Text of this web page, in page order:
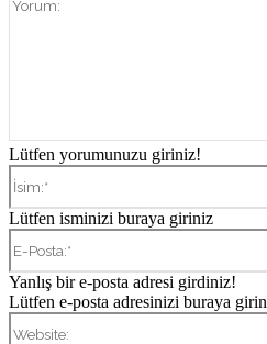
Lütfen yorumunuzu giriniz!
Lütfen isminizi buraya giriniz
Yanlış bir e-posta adresi girdiniz!
Lütfen e-posta adresinizi buraya girin